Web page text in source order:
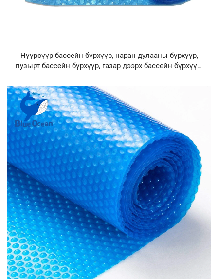
Нүүрсүүр бассейн бүрхүүр, наран дулааны бүрхүүр,
пузырт бассейн бүрхүүр, газар дээрх бассейн бүрхүүр,